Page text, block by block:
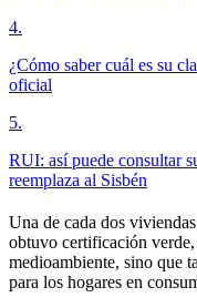
4.
¿Cómo saber cuál es su
oficial
5.
RUI: así puede consultar
reemplaza al Sisbén
Una de cada dos
obtuvo certificación
medioambiente, sino que
para los hogares en